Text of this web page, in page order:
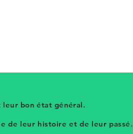
leur bon état général.
de leur histoire et de leur passé.